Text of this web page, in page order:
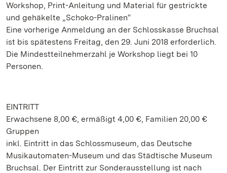
Workshop, Print-Anleitung und Material für gestrickte
und gehäkelte „Schoko-Pralinen“
Eine vorherige Anmeldung an der Schlosskasse Bruchsal
ist bis spätestens Freitag, den 29. Juni 2018 erforderlich.
Die Mindestteilnehmerzahl je Workshop liegt bei 10
Personen.
EINTRITT
Erwachsene 8,00 €, ermäßigt 4,00 €, Familien 20,00 €
Gruppen
inkl. Eintritt in das Schlossmuseum, das Deutsche
Musikautomaten-Museum und das Städtische Museum
Bruchsal. Der Eintritt zur Sonderausstellung ist nach